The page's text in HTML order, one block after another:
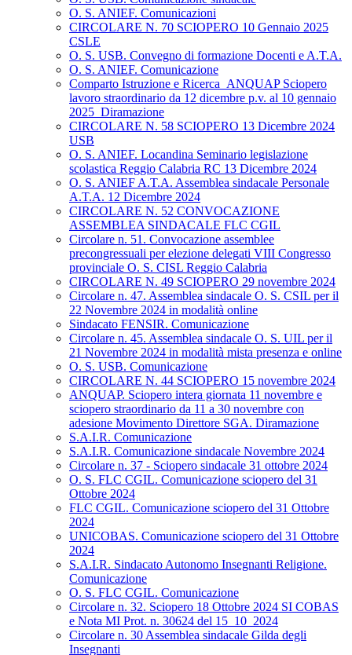
O. S. ANIEF. Comunicazioni
CIRCOLARE N. 70 SCIOPERO 10 Gennaio 2025
CSLE
O. S. USB. Convegno di formazione Docenti e A.T.A.
O. S. ANIEF. Comunicazione
Comparto Istruzione e Ricerca_ANQUAP Sciopero
lavoro straordinario da 12 dicembre p.v. al 10 gennaio
2025_Diramazione
CIRCOLARE N. 58 SCIOPERO 13 Dicembre 2024
USB
O. S. ANIEF. Locandina Seminario legislazione
scolastica Reggio Calabria RC 13 Dicembre 2024
O. S. ANIEF A.T.A. Assemblea sindacale Personale
A.T.A. 12 Dicembre 2024
CIRCOLARE N. 52 CONVOCAZIONE
ASSEMBLEA SINDACALE FLC CGIL
Circolare n. 51. Convocazione assemblee
precongressuali per elezione delegati VIII Congresso
provinciale O. S. CISL Reggio Calabria
CIRCOLARE N. 49 SCIOPERO 29 novembre 2024
Circolare n. 47. Assemblea sindacale O. S. CSIL per il
22 Novembre 2024 in modalità online
Sindacato FENSIR. Comunicazione
Circolare n. 45. Assemblea sindacale O. S. UIL per il
21 Novembre 2024 in modalità mista presenza e online
O. S. USB. Comunicazione
CIRCOLARE N. 44 SCIOPERO 15 novembre 2024
ANQUAP. Sciopero intera giornata 11 novembre e
sciopero straordinario da 11 a 30 novembre con
adesione Movimento Direttore SGA. Diramazione
S.A.I.R. Comunicazione
S.A.I.R. Comunicazione sindacale Novembre 2024
Circolare n. 37 - Sciopero sindacale 31 ottobre 2024
O. S. FLC CGIL. Comunicazione sciopero del 31
Ottobre 2024
FLC CGIL. Comunicazione sciopero del 31 Ottobre
2024
UNICOBAS. Comunicazione sciopero del 31 Ottobre
2024
S.A.I.R. Sindacato Autonomo Insegnanti Religione.
Comunicazione
O. S. FLC CGIL. Comunicazione
Circolare n. 32. Sciopero 18 Ottobre 2024 SI COBAS
e Nota MI Prot. n. 30624 del 15_10_2024
Circolare n. 30 Assemblea sindacale Gilda degli
Insegnanti